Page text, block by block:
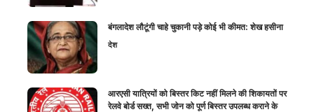
बंगलादेश लौटूंगी चाहे चुकानी पड़े कोई भी कीमत: शेख हसीना
देश
आरएसी यात्रियों को बिस्तर किट नहीं मिलने की शिकायतों पर
रेलवे बोर्ड सख्त, सभी जोन को पूर्ण बिस्तर उपलब्ध कराने के